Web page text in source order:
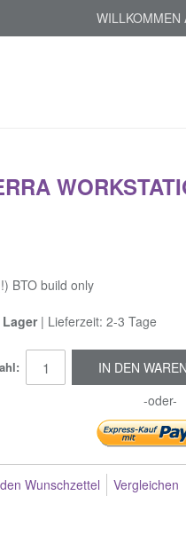
WILLKOMMEN
BTO build only
| Lieferzeit: 2-3 Tage
IN DEN
-oder-
Wunschzettel Vergleichen